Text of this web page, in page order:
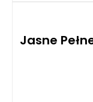
Jasne